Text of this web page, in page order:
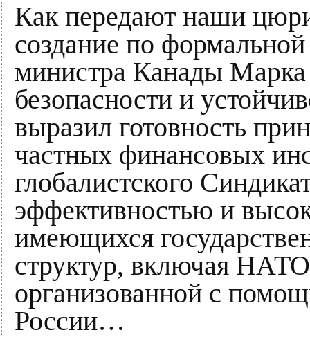
Как передают наши
создание по
министра Канады
безопасности и
выразил готовность
частных финансовых
глобалистского
эффективностью и
имеющихся
структур, включая
организованной с
России…